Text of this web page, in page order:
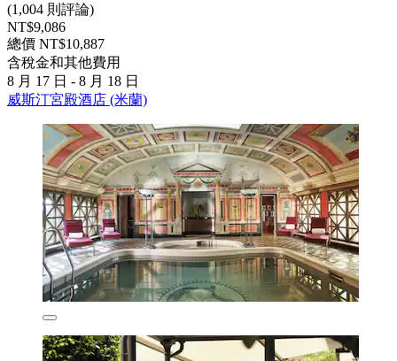
(1,004 則評論)
NT$9,086
總價 NT$10,887
含稅金和其他費用
8 月 17 日 - 8 月 18 日
威斯汀宮殿酒店 (米蘭)